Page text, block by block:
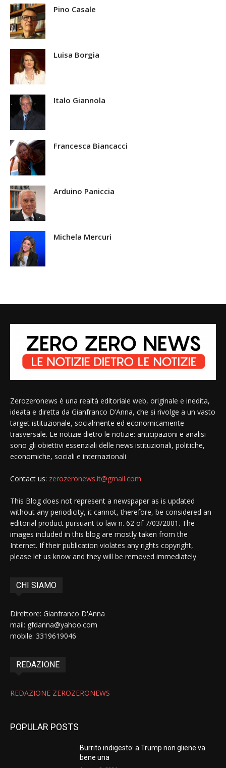
Pino Casale
Luisa Borgia
Italo Giannola
Francesca Biancacci
Arduino Paniccia
Michela Mercuri
Zerozeronews è una realtà editoriale web, originale e inedita,
ideata e diretta da Gianfranco D’Anna, che si rivolge a un vasto
target istituzionale, socialmente ed economicamente
trasversale. Le notizie dietro le notizie: anticipazioni e analisi
sono gli obiettivi essenziali delle news istituzionali, politiche,
economiche, sociali e internazionali
Contact us: zerozeronews.it@gmail.com
This Blog does not represent a newspaper as is updated
without any periodicity, it cannot, therefore, be considered an
editorial product pursuant to law n. 62 of 7/03/2001. The
images included in this blog are mostly taken from the
Internet. If their publication violates any rights copyright,
please let us know and they will be removed immediately
CHI SIAMO
Direttore: Gianfranco D'Anna
mail: gfdanna@yahoo.com
mobile: 3319619046
REDAZIONE
REDAZIONE ZEROZERONEWS
POPULAR POSTS
Burrito indigesto: a Trump non gliene va
bene una